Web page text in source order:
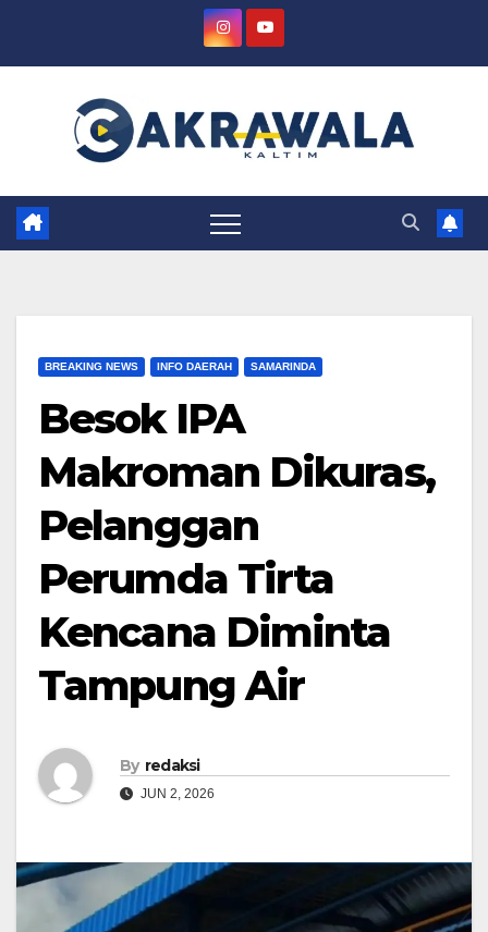
BREAKING NEWS INFO DAERAH SAMARINDA
Besok IPA
Makroman Dikuras,
Pelanggan
Perumda Tirta
Kencana Diminta
Tampung Air
By redaksi
JUN 2, 2026